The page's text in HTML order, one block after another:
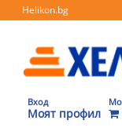
Helikon.bg
Вход
Моят профил